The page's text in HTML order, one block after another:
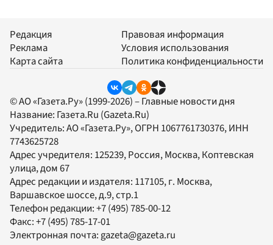
Редакция
Реклама
Карта сайта
Правовая информация
Условия использования
Политика конфиденциальности
© АО «Газета.Ру» (1999-2026) – Главные новости дня
Название: Газета.Ru (Gazeta.Ru)
Учредитель:АО «Газета.Ру», ОГРН 1067761730376, ИНН
7743625728
Адрес учредителя: 125239, Россия, Москва, Коптевская
улица, дом 67
Адрес редакции и издателя: 117105, г. Москва,
Варшавское шоссе, д.9, стр.1
Телефон редакции:+7 (495) 785-00-12
Факс:+7 (495) 785-17-01
Электронная почта:gazeta@gazeta.ru